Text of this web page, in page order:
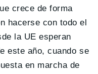
crece de forma
hacerse con todo el
la UE esperan
este año, cuando se
en marcha de